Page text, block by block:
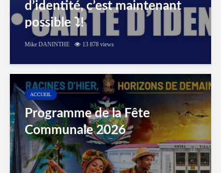
d’identité, c’est maintenant
possible ⤵️!
Mike DANINTHE 13 878 views
ACCUEIL
Programme de la Fête
Communale 2026